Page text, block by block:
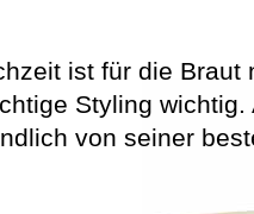
ist für die Braut
Styling
von seiner